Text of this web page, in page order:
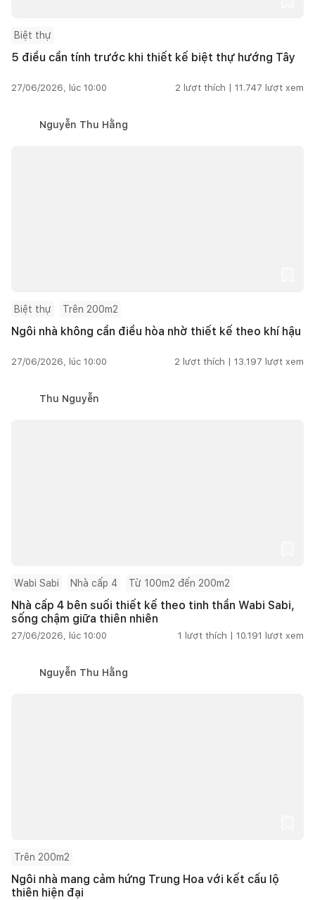
Biệt thự
5 điều cần tính trước khi thiết kế biệt thự hướng Tây
27/06/2026, lúc 10:00 2 lượt thích | 11.747 lượt xem
Nguyễn Thu Hằng
Biệt thự Trên 200m2
Ngôi nhà không cần điều hòa nhờ thiết kế theo khí hậu
27/06/2026, lúc 10:00 2 lượt thích | 13.197 lượt xem
Thu Nguyễn
Wabi Sabi Nhà cấp 4 Từ 100m2 đến 200m2
Nhà cấp 4 bên suối thiết kế theo tinh thần Wabi Sabi,
sống chậm giữa thiên nhiên
27/06/2026, lúc 10:00 1 lượt thích | 10.191 lượt xem
Nguyễn Thu Hằng
Trên 200m2
Ngôi nhà mang cảm hứng Trung Hoa với kết cấu lộ
thiên hiện đại